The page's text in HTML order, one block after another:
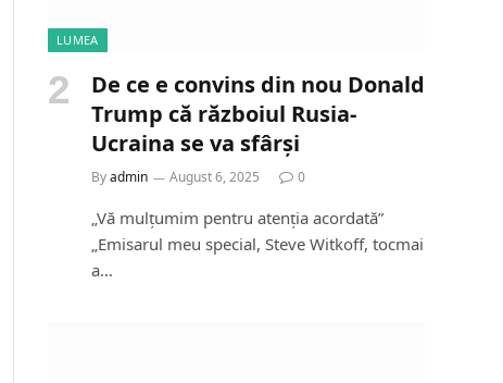
LUMEA
De ce e convins din nou Donald
Trump că războiul Rusia-
Ucraina se va sfârși
Byadmin August 6, 2025 0
„Vă mulțumim pentru atenția acordată”
„Emisarul meu special, Steve Witkoff, tocmai
a…